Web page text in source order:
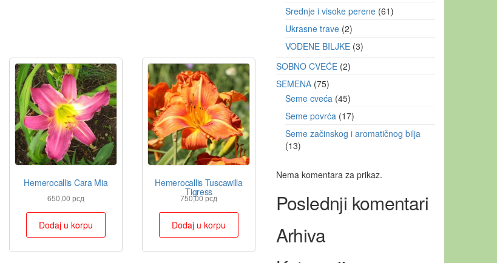
Hemerocallis Cara Mia
650,00рсд
Dodaj u korpu
Hemerocallis Tuscawilla
Tigress
750,00рсд
Dodaj u korpu
Srednje i visoke perene 61
Ukrasne trave 2
VODENE BILJKE 3
SOBNO CVEĆE 2
SEMENA 75
Seme cveća 45
Seme povrća 17
Seme začinskog i aromatičnog bilja
13
Nema komentara za prikaz.
Poslednji komentari
Arhiva